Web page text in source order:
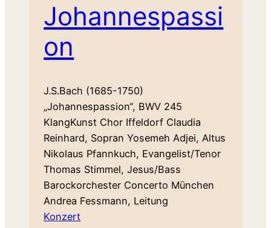
Johannespassi
on
J.S.Bach (1685-1750)
„Johannespassion“, BWV 245
KlangKunst Chor Iffeldorf Claudia
Reinhard, Sopran Yosemeh Adjei, Altus
Nikolaus Pfannkuch, Evangelist/Tenor
Thomas Stimmel, Jesus/Bass
Barockorchester Concerto München
Andrea Fessmann, Leitung
Konzert